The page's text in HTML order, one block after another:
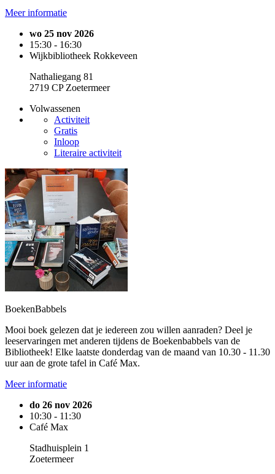
Meer informatie
wo 25 nov 2026
15:30 - 16:30
Wijkbibliotheek Rokkeveen
Nathaliegang 81
2719 CP Zoetermeer
Volwassenen
Activiteit
Gratis
Inloop
Literaire activiteit
BoekenBabbels
Mooi boek gelezen dat je iedereen zou willen aanraden? Deel je
leeservaringen met anderen tijdens de Boekenbabbels van de
Bibliotheek! Elke laatste donderdag van de maand van 10.30 - 11.30
uur aan de grote tafel in Café Max.
Meer informatie
do 26 nov 2026
10:30 - 11:30
Café Max
Stadhuisplein 1
Zoetermeer